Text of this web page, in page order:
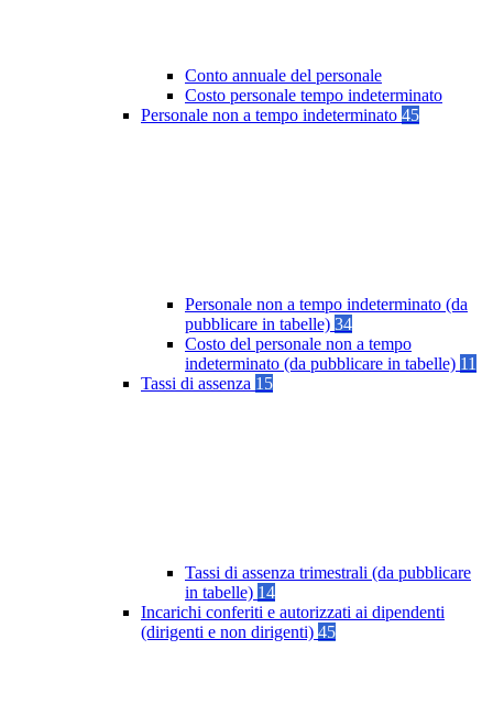
Conto annuale del personale
Costo personale tempo indeterminato
Personale non a tempo indeterminato 45
Personale non a tempo indeterminato (da
pubblicare in tabelle) 34
Costo del personale non a tempo
indeterminato (da pubblicare in tabelle) 11
Tassi di assenza 15
Tassi di assenza trimestrali (da pubblicare
in tabelle) 14
Incarichi conferiti e autorizzati ai dipendenti
(dirigenti e non dirigenti) 45